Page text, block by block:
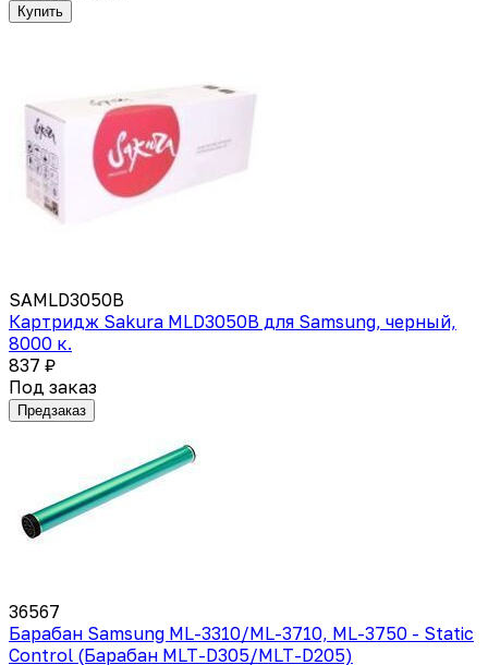
Купить
SAMLD3050B
Картридж Sakura MLD3050B для Samsung, черный,
8000 к.
837 ₽
Под заказ
Предзаказ
36567
Барабан Samsung ML-3310/ML-3710, ML-3750 - Static
Control (Барабан MLT-D305/MLT-D205)